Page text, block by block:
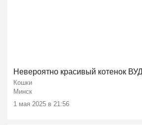
Невероятно красивый котенок
Кошки
Минск
1 мая 2025 в 21:56